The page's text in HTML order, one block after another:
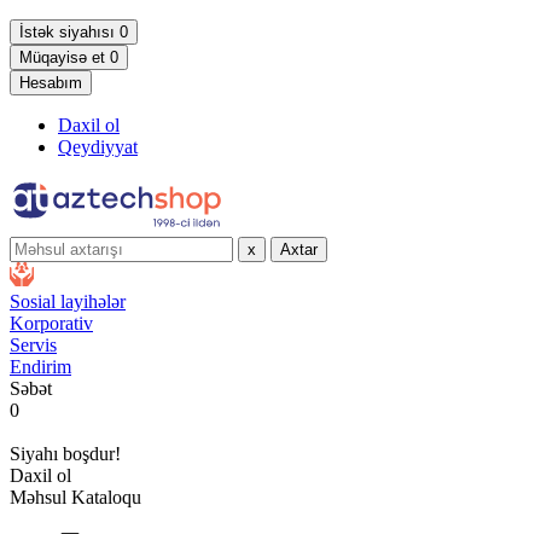
İstək siyahısı 0
Müqayisə et 0
Hesabım
Daxil ol
Qeydiyyat
x Axtar
Sosial layihələr
Korporativ
Servis
Endirim
Səbət
0
Siyahı boşdur!
Daxil ol
Məhsul Kataloqu